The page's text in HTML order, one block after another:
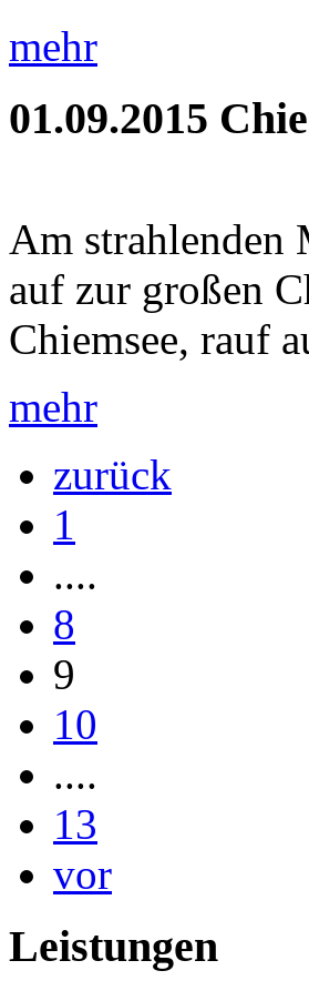
mehr
01.09.2015
Am strahlenden
auf zur großen
Chiemsee, rauf
mehr
zurück
1
....
8
9
10
....
13
vor
Leistungen